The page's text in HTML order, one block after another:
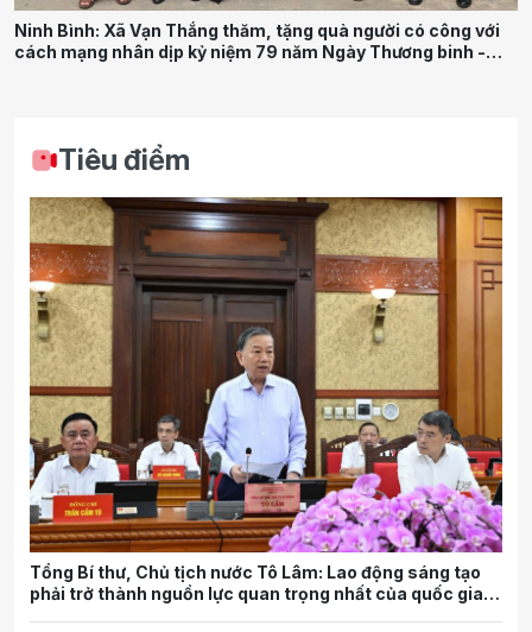
Ninh Bình: Xã Vạn Thắng thăm, tặng quà người có công với
cách mạng nhân dịp kỷ niệm 79 năm Ngày Thương binh -
Tiêu điểm
Tổng Bí thư, Chủ tịch nước Tô Lâm: Lao động sáng tạo
phải trở thành nguồn lực quan trọng nhất của quốc gia